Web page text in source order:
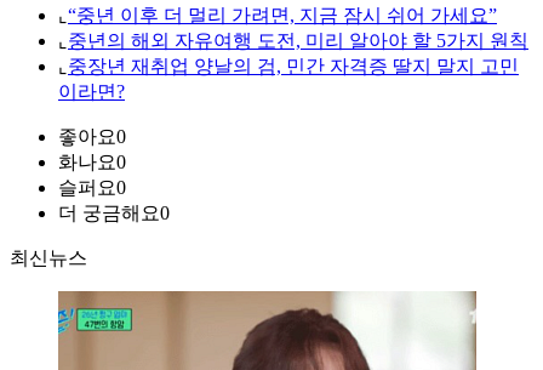
⌞ “중년 이후 더 멀리 가려면, 지금 잠시 쉬어 가세요”
⌞ 중년의 해외 자유여행 도전, 미리 알아야 할 5가지 원칙
⌞ 중장년 재취업 양날의 검, 민간 자격증 딸지 말지 고민
이라면?
좋아요0
화나요0
슬퍼요0
더 궁금해요0
최신뉴스